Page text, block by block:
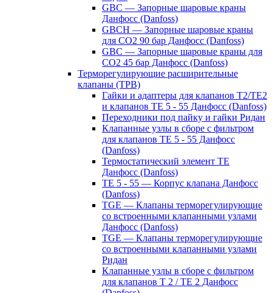
GBC — Запорные шаровые краны
Данфосс (Danfoss)
GBCH — Запорные шаровые краны
для CO2 90 бар Данфосс (Danfoss)
GBC — Запорные шаровые краны для
CO2 45 бар Данфосс (Danfoss)
Терморегулирующие расширительные
клапаны (ТРВ)
Гайки и адаптеры для клапанов T2/TE2
и клапанов TE 5 - 55 Данфосс (Danfoss)
Переходники под пайку и гайки Ридан
Клапанные узлы в сборе с фильтром
для клапанов TE 5 - 55 Данфосс
(Danfoss)
Термостатический элемент TE
Данфосс (Danfoss)
TE 5 - 55 — Корпус клапана Данфосс
(Danfoss)
TGE — Клапаны терморегулирующие
со встроенными клапанными узлами
Данфосс (Danfoss)
TGE — Клапаны терморегулирующие
со встроенными клапанными узлами
Ридан
Клапанные узлы в сборе с фильтром
для клапанов T 2 / TE 2 Данфосс